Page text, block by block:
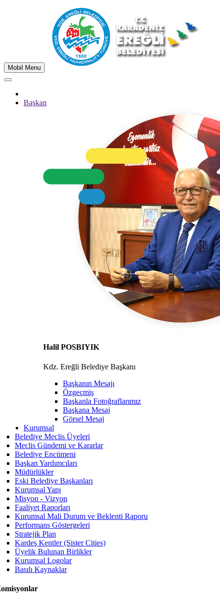
Mobil Menu
Başkan
Halil POSBIYIK
Kdz. Ereğli Belediye Başkanı
Başkanın Mesajı
Özgeçmiş
Başkanla Fotoğraflarımız
Başkana Mesaj
Görsel Mesaj
Kurumsal
Belediye Meclis Üyeleri
Meclis Gündemi ve Kararlar
Belediye Encümeni
Başkan Yardımcıları
Müdürlükler
Eski Belediye Başkanları
Kurumsal Yapı
Misyon - Vizyon
Faaliyet Raporları
Kurumsal Mali Durum ve Beklenti Raporu
Performans Göstergeleri
Stratejik Plan
Kardeş Kentler (Sister Cities)
Üyelik Bulunan Birlikler
Kurumsal Logolar
Basılı Kaynaklar